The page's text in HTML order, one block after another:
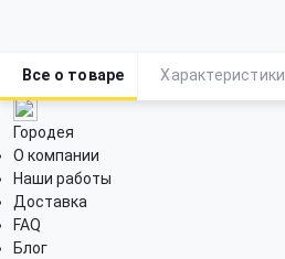
Городея
О компании
Наши работы
Доставка
FAQ
Блог
Все о товаре Характеристики